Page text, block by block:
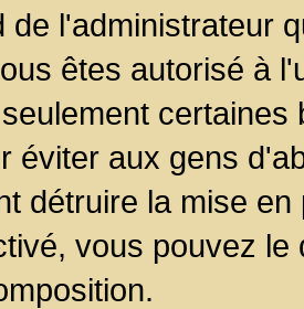
de l'administrateur
êtes autorisé à
éviter aux gens
détruire la mise
vous pouvez